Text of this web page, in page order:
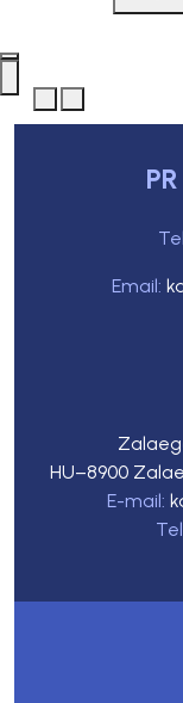
Email:
HU–8900
E-mail: